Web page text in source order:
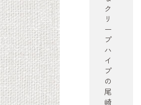
ク
リ
ー
プ
ハ
イ
プ
の
尾
崎